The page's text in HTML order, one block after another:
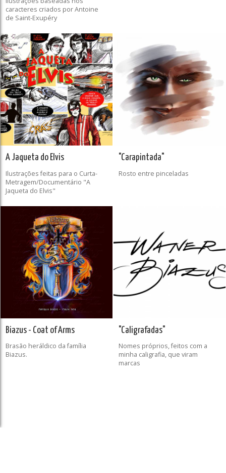
caracteres criados por Antoine
de Saint-Exupéry
A Jaqueta do Elvis
Ilustrações feitas para o Curta-
Metragem/Documentário "A
Jaqueta do Elvis"
"Carapintada"
Rosto entre pinceladas
Biazus - Coat of Arms
Brasão heráldico da família
Biazus.
"Caligrafadas"
Nomes próprios, feitos com a
minha caligrafia, que viram
marcas